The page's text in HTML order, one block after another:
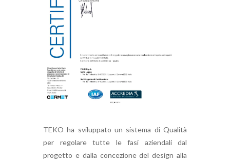
TEKO ha sviluppato un sistema di Qualità
per regolare tutte le fasi aziendali dal
progetto e dalla concezione del design alla